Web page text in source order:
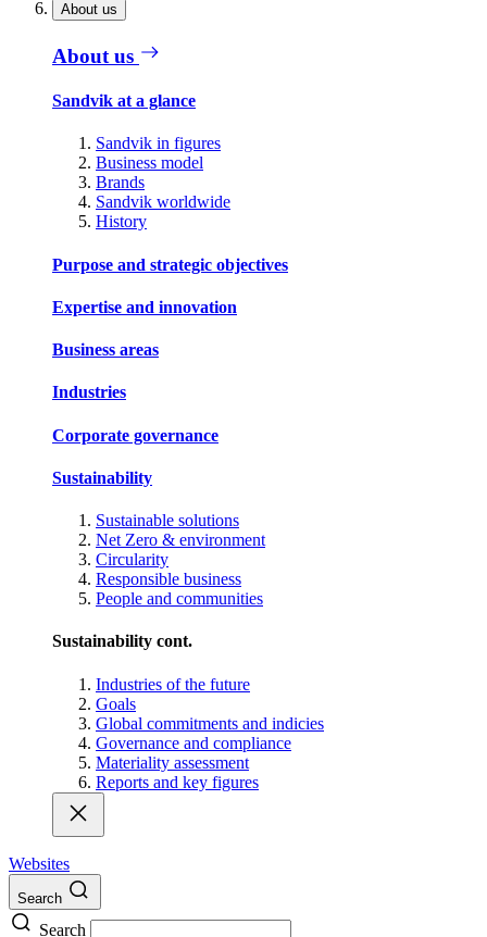
About us
About us
Sandvik at a glance
Sandvik in figures
Business model
Brands
Sandvik worldwide
History
Purpose and strategic objectives
Expertise and innovation
Business areas
Industries
Corporate governance
Sustainability
Sustainable solutions
Net Zero & environment
Circularity
Responsible business
People and communities
Sustainability cont.
Industries of the future
Goals
Global commitments and indicies
Governance and compliance
Materiality assessment
Reports and key figures
Websites
Search
Search